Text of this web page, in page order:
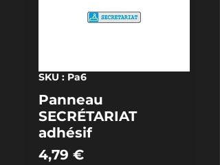
SKU : Pa6
Panneau
SECRÉTARIAT
adhésif
4,79 €Prix